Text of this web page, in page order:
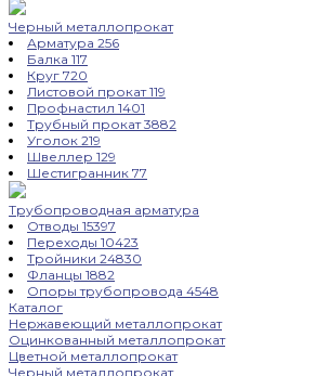
Черный металлопрокат
Арматура 256
Балка 117
Круг 720
Листовой прокат119
Профнастил 1401
Трубный прокат3882
Уголок 219
Швеллер 129
Шестигранник 77
Трубопроводная арматура
Отводы 15397
Переходы 10423
Тройники 24830
Фланцы 1882
Опоры трубопровода 4548
Каталог
Нержавеющий металлопрокат
Оцинкованный металлопрокат
Цветной металлопрокат
Черный металлопрокат